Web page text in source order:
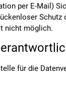
per E-Mail)
Schutz
nicht möglich.
für die